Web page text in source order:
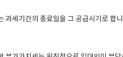
과세기간의 종료일을 그 공급시기로 합